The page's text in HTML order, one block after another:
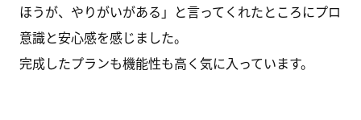
ほうが、やりがいがある」と言ってくれたところにプロ
意識と安心感を感じました。
完成したプランも機能性も高く気に入っています。